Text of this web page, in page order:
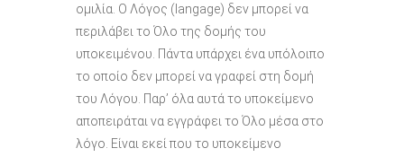
ομιλία. Ο Λόγος (langage) δεν μπορεί να
περιλάβει το Όλο της δομής του
υποκειμένου. Πάντα υπάρχει ένα υπόλοιπο
το οποίο δεν μπορεί να γραφεί στη δομή
του Λόγου. Παρ’ όλα αυτά το υποκείμενο
αποπειράται να εγγράφει το Όλο μέσα στο
λόγο. Είναι εκεί που το υποκείμενο